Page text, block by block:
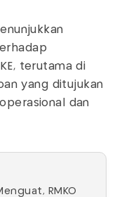
terutama di
yang ditujukan
dan
RMKO